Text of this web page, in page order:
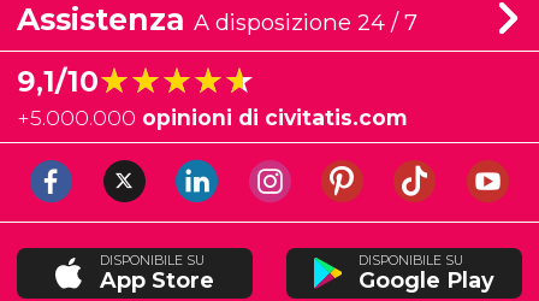
Assistenza A disposizione 24 / 7
9,1/10★★★★★
★★★★★
+5.000.000 opinioni di civitatis.com
DISPONIBILE SU
App Store
DISPONIBILE SU
Google Play